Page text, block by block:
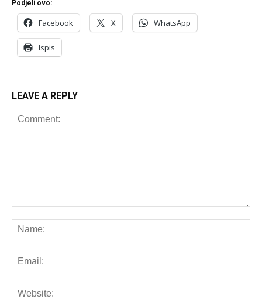
Podjeli ovo:
Facebook X WhatsApp
Ispis
LEAVE A REPLY